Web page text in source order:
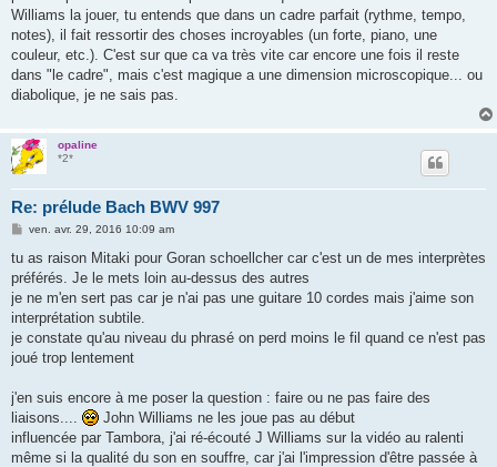
Williams la jouer, tu entends que dans un cadre parfait (rythme, tempo,
notes), il fait ressortir des choses incroyables (un forte, piano, une
couleur, etc.). C'est sur que ca va très vite car encore une fois il reste
dans "le cadre", mais c'est magique a une dimension microscopique... ou
diabolique, je ne sais pas.
opaline
*2*
Re: prélude Bach BWV 997
M
s
a
g
ven. avr. 29, 2016 10:09 am
tu as raison Mitaki pour Goran schoellcher car c'est un de mes interprètes
préférés. Je le mets loin au-dessus des autres
je ne m'en sert pas car je n'ai pas une guitare 10 cordes mais j'aime son
interprétation subtile.
je constate qu'au niveau du phrasé on perd moins le fil quand ce n'est pas
joué trop lentement
j'en suis encore à me poser la question : faire ou ne pas faire des
liaisons....
John Williams ne les joue pas au début
influencée par Tambora, j'ai ré-écouté J Williams sur la vidéo au ralenti
même si la qualité du son en souffre, car j'ai l'impression d'être passée à